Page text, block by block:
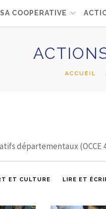
COOPERATIVE
ACCUEIL
départementaux
ET CULTURE LIRE ET